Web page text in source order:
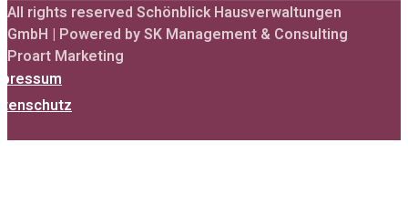
All rights reserved Schönblick Hausverwaltungen
GmbH | Powered by SK Management & Consulting
Proart Marketing